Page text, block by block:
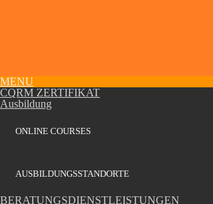
MENU
CQRM ZERTIFIKAT
Ausbildung
ONLINE COURSES
AUSBILDUNGSSTANDORTE
BERATUNGSDIENSTLEISTUNGEN